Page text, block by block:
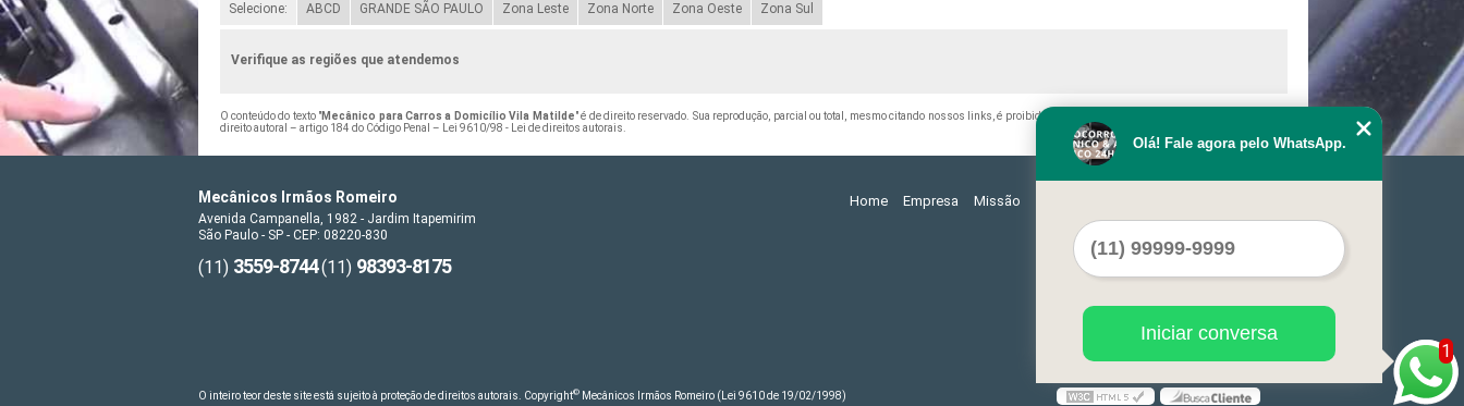
Selecione: ABCD GRANDE SÃO PAULO Zona Leste Zona Norte Zona Oeste Zona Sul
Verifique as regiões que atendemos
O conteúdo do texto "Mecânico para Carros a Domicílio Vila Matilde" é de direito reservado. Sua reprodução, parcial ou total, mesmo citando nossos links, é proibida sem a autorização do autor. Crime de violação de
direito autoral – artigo 184 do Código Penal – Lei 9610/98 - Lei de direitos autorais.
Mecânicos Irmãos Romeiro
Avenida Campanella, 1982 - Jardim Itapemirim
São Paulo - SP - CEP: 08220-830
(11) 3559-8744(11) 98393-8175
Home Empresa Missão
O inteiro teor deste site está sujeito à proteção de direitos autorais. Copyright© Mecânicos Irmãos Romeiro (Lei 9610 de 19/02/1998)
1
Olá! Fale agora pelo WhatsApp.
Iniciar conversa